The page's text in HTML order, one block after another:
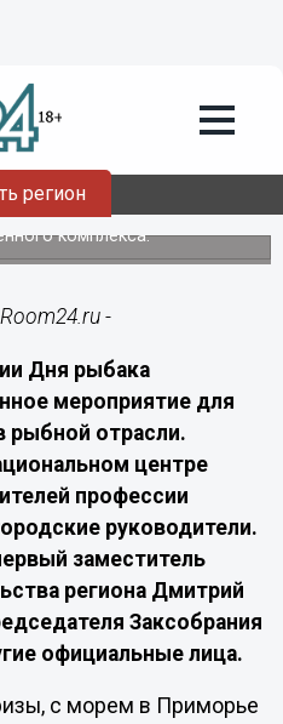
регион
с
центре
наградили работников
комплекса.
-
Дня рыбака
мероприятие для
рыбной отрасли.
центре
профессии
руководители.
заместитель
региона Дмитрий
Заксобрания
официальные лица.
с морем в Приморье